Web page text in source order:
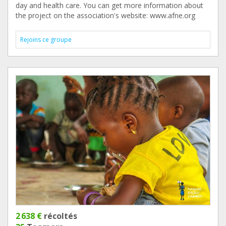
day and health care. You can get more information about
the project on the association's website: www.afne.org
Rejoins ce groupe
2 638 € récoltés